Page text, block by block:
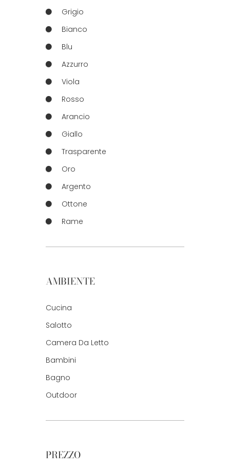
Grigio
Bianco
Blu
Azzurro
Viola
Rosso
Arancio
Giallo
Trasparente
Oro
Argento
Ottone
Rame
AMBIENTE
Cucina
Salotto
Camera Da Letto
Bambini
Bagno
Outdoor
PREZZO